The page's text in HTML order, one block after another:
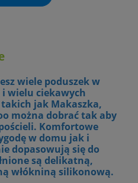
wiele poduszek w
wielu ciekawych
jak Makaszka,
można dobrać tak aby
Komfortowe
w domu jak i
dopasowują się do
są delikatną,
włókniną silikonową.